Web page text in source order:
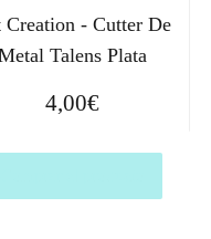
- Cutter De
Talens Plata
4,00€